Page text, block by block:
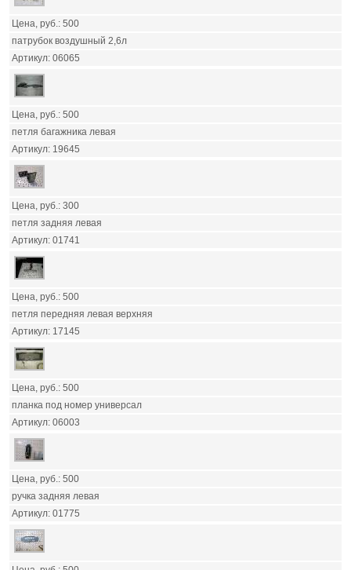
500
патрубок воздушный 2,6л
06065
500
петля багажника левая
19645
300
петля задняя левая
01741
500
петля передняя левая верхняя
17145
500
планка под номер универсал
06003
500
ручка задняя левая
01775